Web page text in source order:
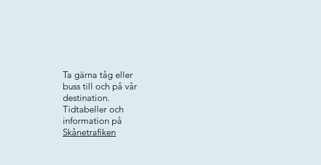
Ta gärna tåg eller
buss till och på vår
destination.
Tidtabeller och
information på
Skånetrafiken